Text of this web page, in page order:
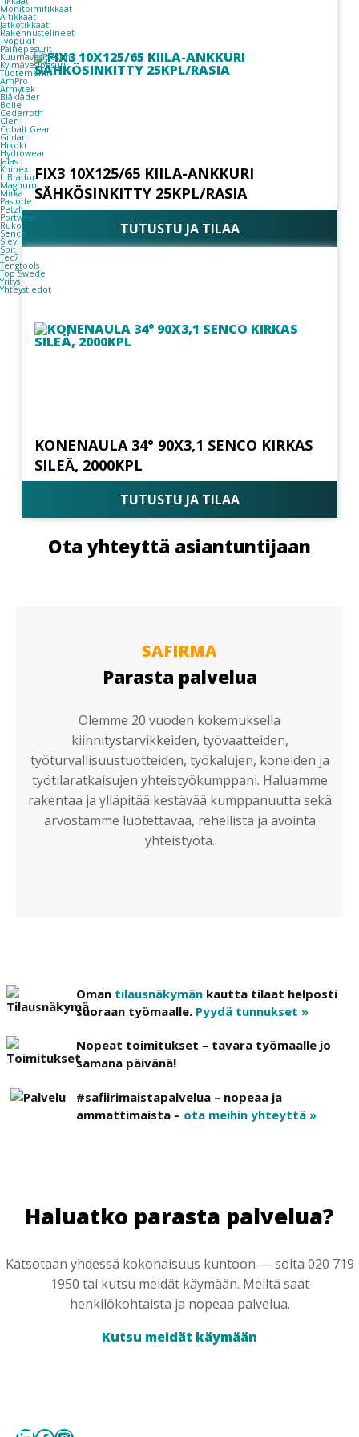
Monitoimitikkaat
A tikkaat
Jatkotikkaat
Rakennustelineet
Työpukit
Painepesurit
Kuumavesipesuri
Kylmävesipesuri
Tuotemerkit
AmPro
Armytek
Blåkläder
Bolle
Cederroth
Clen
Cobalt Gear
Gildan
Hikoki
Hydrowear
Jalas
Knipex
L.Brador
Magnum
Mirka
Paslode
Petzl
Portwest
Ruko
Senco
Sievi
Spit
Tec7
Tengtools
Top Swede
Yritys
Yhteystiedot
FIX3 10X125/65 KIILA-ANKKURI
SÄHKÖSINKITTY 25KPL/RASIA
TUTUSTU JA TILAA
KONENAULA 34° 90X3,1 SENCO KIRKAS
SILEÄ, 2000KPL
TUTUSTU JA TILAA
Ota yhteyttä asiantuntijaan
SAFIRMA
Parasta palvelua
Olemme 20 vuoden kokemuksella
kiinnitystarvikkeiden, työvaatteiden,
työturvallisuustuotteiden, työkalujen, koneiden ja
työtilaratkaisujen yhteistyökumppani. Haluamme
rakentaa ja ylläpitää kestävää kumppanuutta sekä
arvostamme luotettavaa, rehellistä ja avointa
yhteistyötä.
Oman tilausnäkymän kautta tilaat helposti
suoraan työmaalle. Pyydä tunnukset »
Nopeat toimitukset – tavara työmaalle jo
samana päivänä!
#safiirimaistapalvelua – nopeaa ja
ammattimaista – ota meihin yhteyttä »
Haluatko parasta palvelua?
Katsotaan yhdessä kokonaisuus kuntoon — soita 020 719
1950 tai kutsu meidät käymään. Meiltä saat
henkilökohtaista ja nopeaa palvelua.
Kutsu meidät käymään